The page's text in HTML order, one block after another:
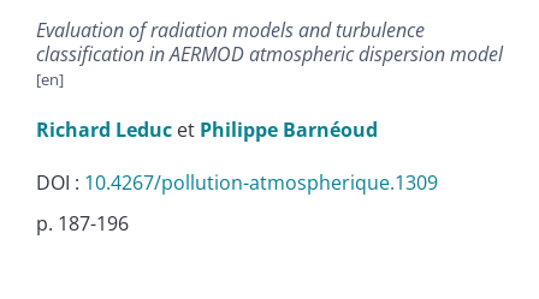
Evaluation of radiation models and turbulence
classification in AERMOD atmospheric dispersion model
Richard Leduc et Philippe Barnéoud
DOI : 10.4267/pollution-atmospherique.1309
p. 187-196